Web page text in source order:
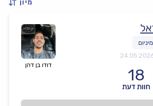
מיון
דודו בן דהן
18
חוות דעת